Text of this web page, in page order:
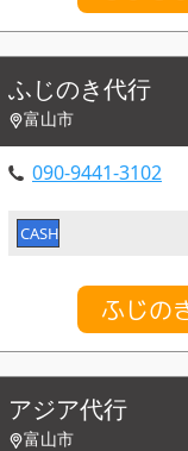
ふじのき代行
富山市
090-9441-3102
CASH
ふじの
アジア代行
富山市